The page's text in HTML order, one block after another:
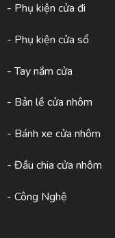
- Phụ kiện cửa đi
- Phụ kiện cửa sổ
- Tay nắm cửa
- Bản lề cửa nhôm
- Bánh xe cửa nhôm
- Đầu chia cửa nhôm
- Công Nghệ